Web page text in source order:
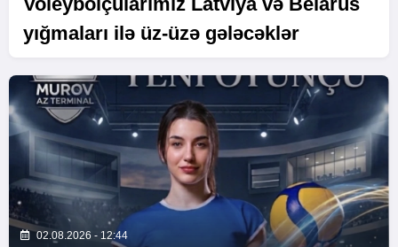
yığmaları ilə üz-üzə gələcəklər
02.08.2026 - 12:44